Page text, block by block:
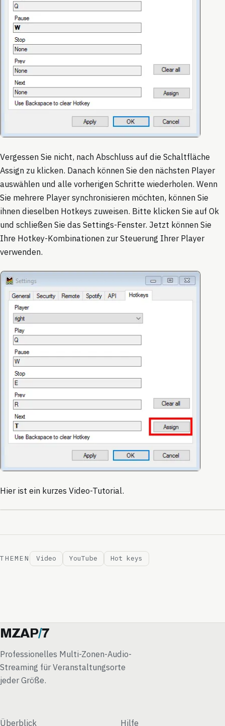
Vergessen Sie nicht, nach Abschluss auf die Schaltfläche
Assign zu klicken. Danach können Sie den nächsten Player
auswählen und alle vorherigen Schritte wiederholen. Wenn
Sie mehrere Player synchronisieren möchten, können Sie
ihnen dieselben Hotkeys zuweisen. Bitte klicken Sie auf Ok
und schließen Sie das Settings-Fenster. Jetzt können Sie
Ihre Hotkey-Kombinationen zur Steuerung Ihrer Player
verwenden.
Hier ist ein kurzes Video-Tutorial.
THEMEN Video YouTube Hot keys
MZAP/7
Professionelles Multi-Zonen-Audio-
Streaming für Veranstaltungsorte
jeder Größe.
Überblick Hilfe